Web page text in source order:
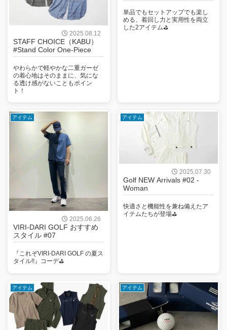
STAFF CHOICE（KABU）
#Stand Color One-Piece
やわらかで軽やかな二重ガーゼ
の着心地はそのままに、気にな
る透け感がないこともポイン
ト！
2025.08.12
単品でもセットアップでも楽し
める、着回し力と実用性を両立
した2アイテム⛳
アイテム
VIRI-DARI GOLF おすすめ
スタイル #07
『これぞVIRI-DARI GOLF の夏ス
タイル!!』コーデ⛳
2025.06.26
アイテム
Golf NEW Arrivals #02 -
Woman
快適さと機能性を兼ね備えたア
イテムたちが登場⛳️
2025.07.30
アイテム アイテム